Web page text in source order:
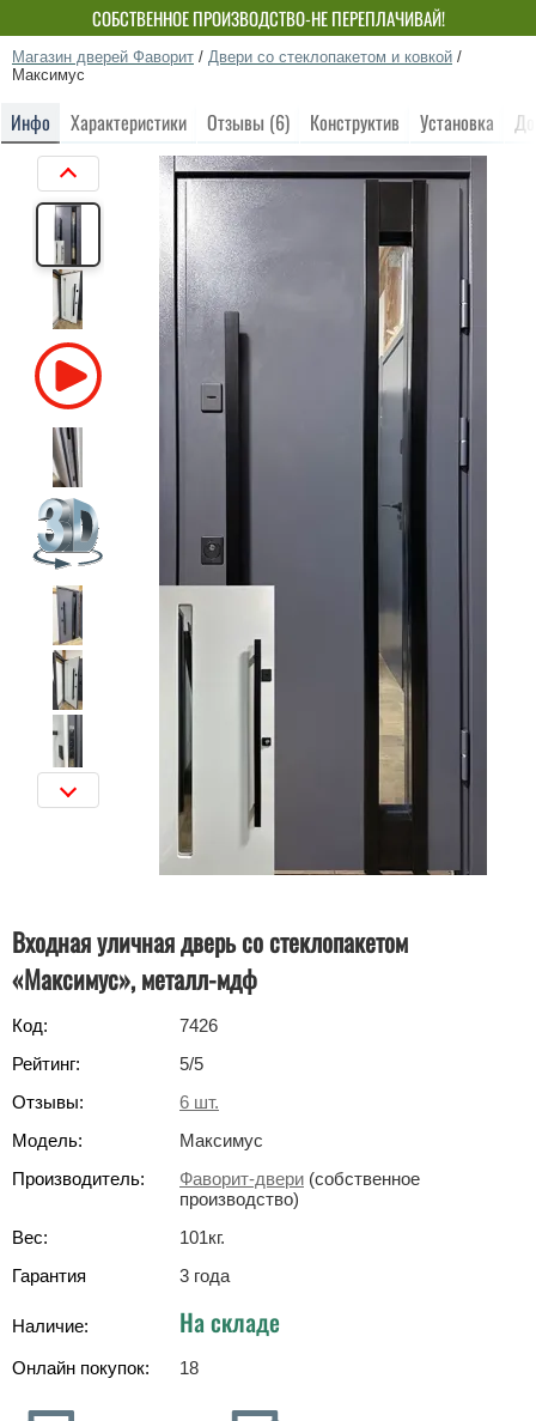
СОБСТВЕННОЕ ПРОИЗВОДСТВО-НЕ ПЕРЕПЛАЧИВАЙ!
Магазин дверей Фаворит / Двери со стеклопакетом и ковкой /
Максимус
Инфо Характеристики Отзывы (6) Конструктив Установка
Входная уличная дверь со стеклопакетом
«Максимус», металл-мдф
Код:
7426
Рейтинг:
5/5
Отзывы:
6 шт.
Модель:
Максимус
Производитель:
Фаворит-двери (собственное
производство)
Вес:
101кг.
Гарантия
3 года
Наличие: На складе
Онлайн покупок: 18